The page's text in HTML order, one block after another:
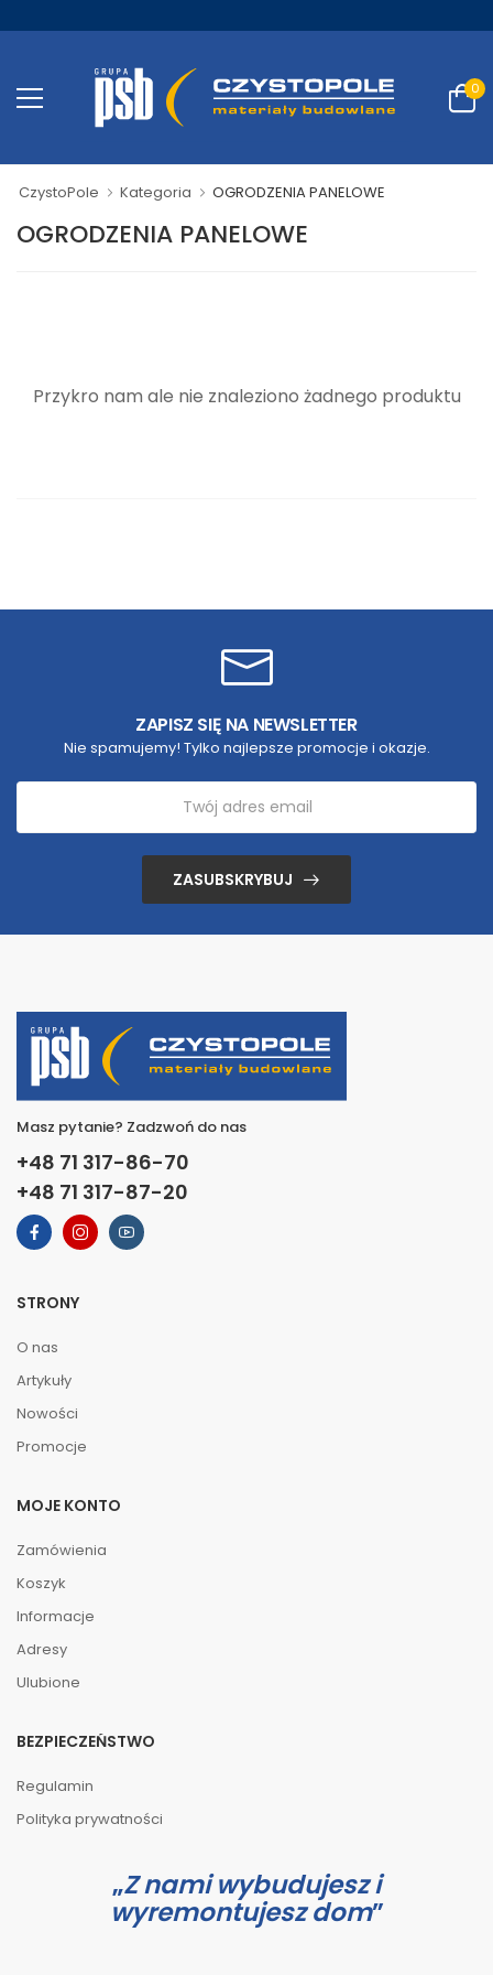
0
CzystoPole Kategoria OGRODZENIA PANELOWE
OGRODZENIA PANELOWE
Przykro nam ale nie znaleziono żadnego produktu
ZAPISZ SIĘ NA NEWSLETTER
Nie spamujemy! Tylko najlepsze promocje i okazje.
ZASUBSKRYBUJ
Masz pytanie? Zadzwoń do nas
+48 71 317-86-70
+48 71 317-87-20
STRONY
O nas
Artykuły
Nowości
Promocje
MOJE KONTO
Zamówienia
Koszyk
Informacje
Adresy
Ulubione
BEZPIECZEŃSTWO
Regulamin
Polityka prywatności
Z nami wybudujesz i
wyremontujesz dom